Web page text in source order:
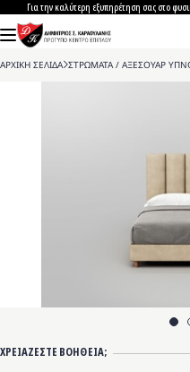
to
content
Για την καλύτερη εξυπηρέτηση σας στο
ΑΡΧΙΚΗ ΣΕΛΙΔΑ>ΣΤΡΩΜΑΤΑ / ΑΞΕΣΟΥΑΡ
ΧΡΕΙΑΖΕΣΤΕ ΒΟΗΘΕΙΑ;